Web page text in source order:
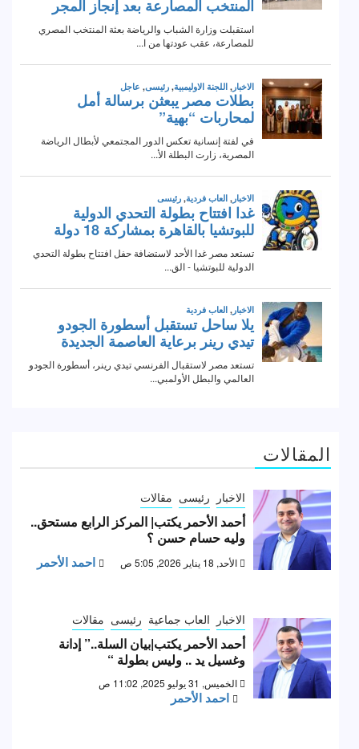
المقالات
الاخبار رئيسى مقالات
أحمد الأحمر يكتب| المركز الرابع مستحق..
وليه حسام حسن ؟
الأحد, 18 يناير 2026, 5:05 ص احمد الأحمر
الاخبار العاب جماعية رئيسى مقالات
أحمد الأحمر يكتب|بيان السلة..” إدانة
وغسيل يد .. وليس بطولة “
الخميس, 31 يوليو 2025, 11:02 ص
احمد الأحمر